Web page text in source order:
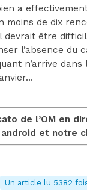
a
moins de dix
devrait être
l’absence du
n’arrive
de l’OM en
android et notre
Un article lu 5382